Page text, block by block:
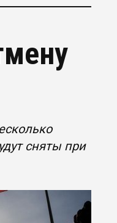
сняты при